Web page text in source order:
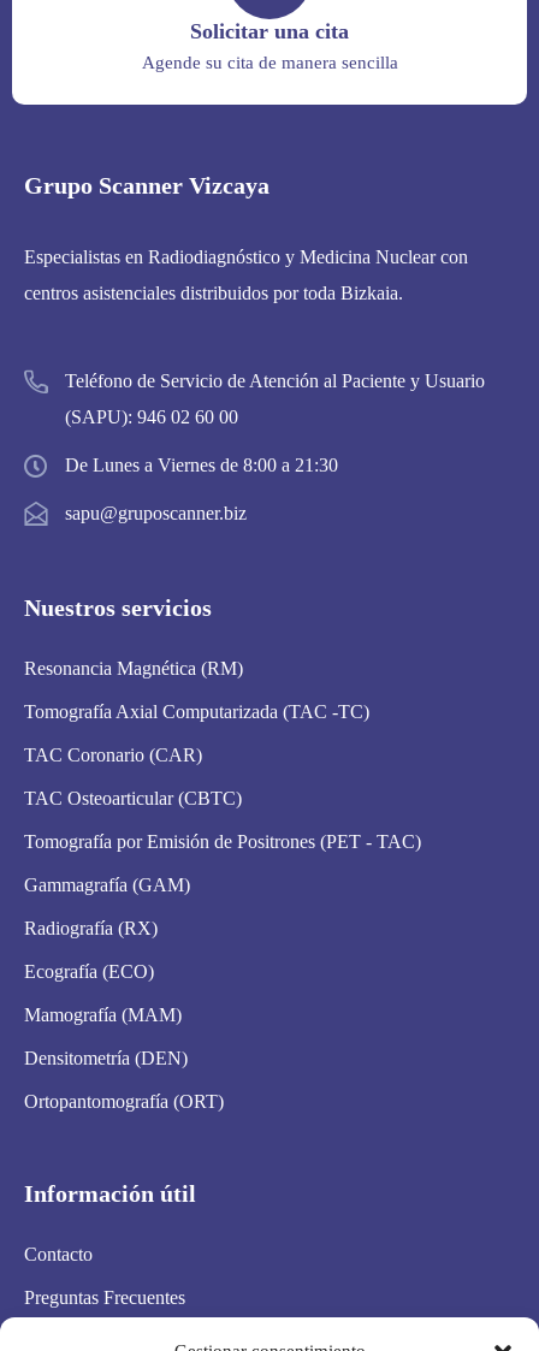
Solicitar una cita
Agende su cita de manera sencilla
Grupo Scanner Vizcaya
Especialistas en Radiodiagnóstico y Medicina Nuclear con
centros asistenciales distribuidos por toda Bizkaia.
Teléfono de Servicio de Atención al Paciente y Usuario
(SAPU): 946 02 60 00
De Lunes a Viernes de 8:00 a 21:30
sapu@gruposcanner.biz
Nuestros servicios
Resonancia Magnética (RM)
Tomografía Axial Computarizada (TAC -TC)
TAC Coronario (CAR)
TAC Osteoarticular (CBTC)
Tomografía por Emisión de Positrones (PET - TAC)
Gammagrafía (GAM)
Radiografía (RX)
Ecografía (ECO)
Mamografía (MAM)
Densitometría (DEN)
Ortopantomografía (ORT)
Información útil
Contacto
Preguntas Frecuentes